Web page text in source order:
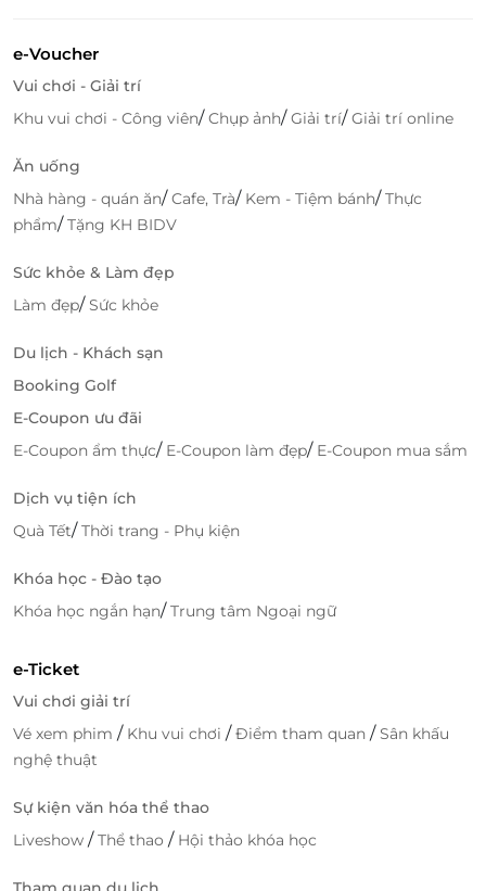
trong mọi trải nghiệm.
Hơn 1000 thương hiệu dịch vụ lớn nhỏ đã đồng
bạn tự trải nghiệm.
Đặt ngayvoucher giảm giá Kin Hotel Central Park
trên LifeLink để tận hưởng kỳ nghỉ sang trọng với
Chỉ 1 click – nhận ngay deal hot tại
e-Voucher
Vui chơi - Giải trí
Khu vui chơi - Công viên/Chụp ảnh/Giải trí/Giải trí online
Ăn uống
Nhà hàng - quán ăn/Cafe, Trà/ Kem - Tiệm bánh/Thực
phẩm/Tặng KH BIDV
Sức khỏe & Làm đẹp
Làm đẹp/Sức khỏe
Du lịch - Khách sạn
Booking Golf
E-Coupon ưu đãi
E-Coupon ẩm thực/ E-Coupon làm đẹp/ E-Coupon mua sắm
Dịch vụ tiện ích
Quà Tết/Thời trang - Phụ kiện
Khóa học - Đào tạo
Khóa học ngắn hạn/Trung tâm Ngoại ngữ
e-Ticket
Vui chơi giải trí
Vé xem phim / Khu vui chơi /Điểm tham quan /Sân khấu
nghệ thuật
Sự kiện văn hóa thể thao
Liveshow /Thể thao / Hội thảo khóa học